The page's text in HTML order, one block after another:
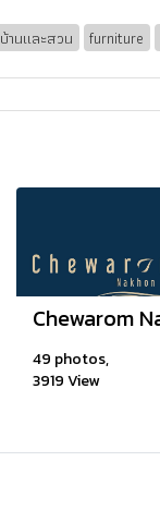
บ้านและสวน furniture
49 photos,
3919 View